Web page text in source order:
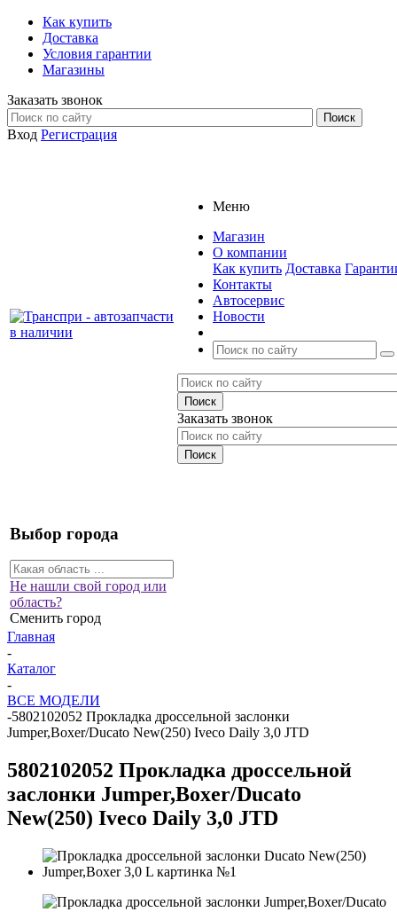
Как купить
Доставка
Условия гарантии
Магазины
Заказать звонок
Вход Регистрация
Меню
Магазин
О компании
Как купить Доставка
Контакты
Автосервис
Новости
Заказать звонок
Выбор города
Не нашли свой город или
область?
Сменить город
Главная
-
Каталог
-
ВСЕ МОДЕЛИ
-5802102052 Прокладка дроссельной заслонки
Jumper,Boxer/Ducato New(250) Iveco Daily 3,0 JTD
5802102052 Прокладка дроссельной
заслонки Jumper,Boxer/Ducato
New(250) Iveco Daily 3,0 JTD